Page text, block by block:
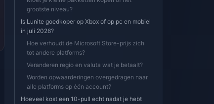
€ 512.81
€ 842.48
Nu kopen
€ 421.24 € 210.62
grootste niveau?
Is Lunite goedkoper op Xbox of op pc en mobiel
in juli 2026?
Hoe verhoudt de Microsoft Store-prijs zich
tot andere platforms?
Veranderen regio en valuta wat je betaalt?
Worden opwaarderingen overgedragen naar
alle platforms op één account?
Hoeveel kost een 10-pull echt nadat je hebt